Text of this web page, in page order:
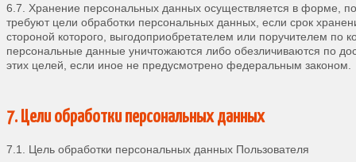
6.7. Хранение персональных данных осуществляется в форме,
требуют цели обработки персональных данных, если срок
стороной которого, выгодоприобретателем или поручителем
персональные данные уничтожаются либо обезличиваются по
этих целей, если иное не предусмотрено федеральным законом.
7. Цели обработки персональных данных
7.1. Цель обработки персональных данных Пользователя